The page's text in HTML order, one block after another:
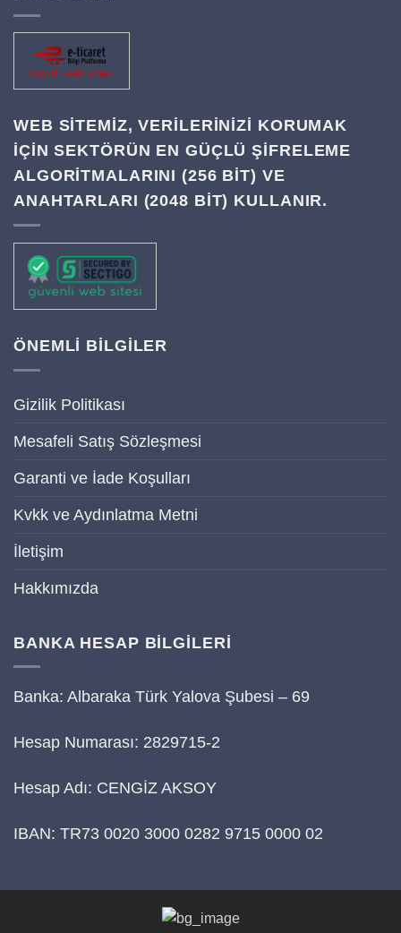
WEB SITEMIZ, VERILERINIZI KORUMAK
IÇIN SEKTÖRÜN EN GÜÇLÜ ŞIFRELEME
ALGORITMALARINI (256 BIT) VE
ANAHTARLARI (2048 BIT) KULLANIR.
ÖNEMLİ BİLGİLER
Gizilik Politikası
Mesafeli Satış Sözleşmesi
Garanti ve İade Koşulları
Kvkk ve Aydınlatma Metni
İletişim
Hakkımızda
BANKA HESAP BİLGİLERİ
Banka: Albaraka Türk Yalova Şubesi – 69
Hesap Numarası: 2829715-2
Hesap Adı: CENGİZ AKSOY
IBAN: TR73 0020 3000 0282 9715 0000 02